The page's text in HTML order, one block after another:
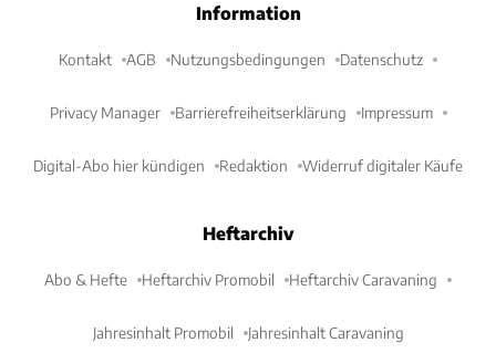
Information
Kontakt AGB Nutzungsbedingungen Datenschutz
Privacy Manager Barrierefreiheitserklärung Impressum
Digital-Abo hier kündigen Redaktion Widerruf digitaler Käufe
Heftarchiv
Abo & Hefte Heftarchiv Promobil Heftarchiv Caravaning
Jahresinhalt Promobil Jahresinhalt Caravaning